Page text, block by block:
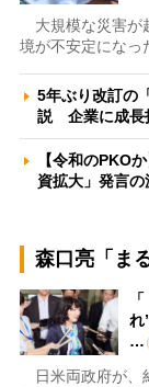
大規模な災害が
境が不安定にな
5年ぶり改訂の
説 企業に成長
【令和のPKO
資拡大」発言
森口亮「ま
れ
…
日米両政府が、